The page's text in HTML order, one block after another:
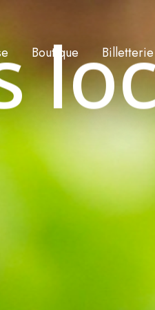
Boutique Billetterie